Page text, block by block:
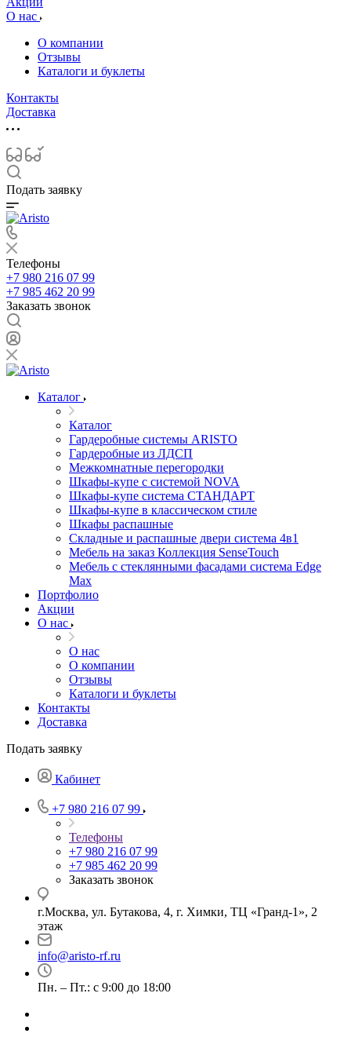
О нас
О компании
Отзывы
Каталоги и буклеты
Контакты
Доставка
Подать заявку
Телефоны
+7 980 216 07 99
+7 985 462 20 99
Заказать звонок
Каталог
Каталог
Гардеробные системы ARISTO
Гардеробные из ЛДСП
Межкомнатные перегородки
Шкафы-купе с системой NOVA
Шкафы-купе система СТАНДАРТ
Шкафы-купе в классическом стиле
Шкафы распашные
Складные и распашные двери система 4в1
Мебель на заказ Коллекция SenseTouch
Мебель с стеклянными фасадами система Edge
Max
Портфолио
Акции
О нас
О нас
О компании
Отзывы
Каталоги и буклеты
Контакты
Доставка
Подать заявку
Кабинет
+7 980 216 07 99
Телефоны
+7 980 216 07 99
+7 985 462 20 99
Заказать звонок
г.Москва, ул. Бутакова, 4, г. Химки, ТЦ «Гранд-1», 2
этаж
info@aristo-rf.ru
Пн. – Пт.: с 9:00 до 18:00